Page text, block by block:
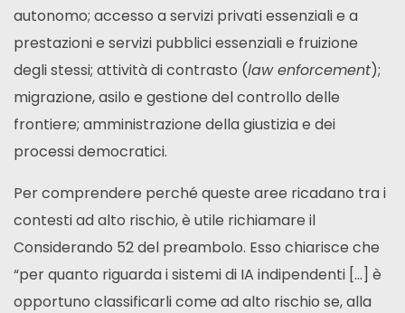
autonomo; accesso a servizi privati essenziali e a
prestazioni e servizi pubblici essenziali e fruizione
degli stessi; attività di contrasto (law enforcement);
migrazione, asilo e gestione del controllo delle
frontiere; amministrazione della giustizia e dei
processi democratici.
Per comprendere perché queste aree ricadano tra i
contesti ad alto rischio, è utile richiamare il
Considerando 52 del preambolo. Esso chiarisce che
“per quanto riguarda i sistemi di IA indipendenti […] è
opportuno classificarli come ad alto rischio se, alla